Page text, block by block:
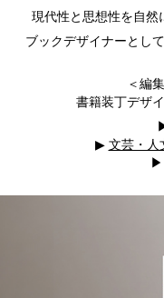
現代性と思想性を自然
ブックデザイナーとし
＜編
書籍装丁デザ
▶︎ 文芸・人
▶︎